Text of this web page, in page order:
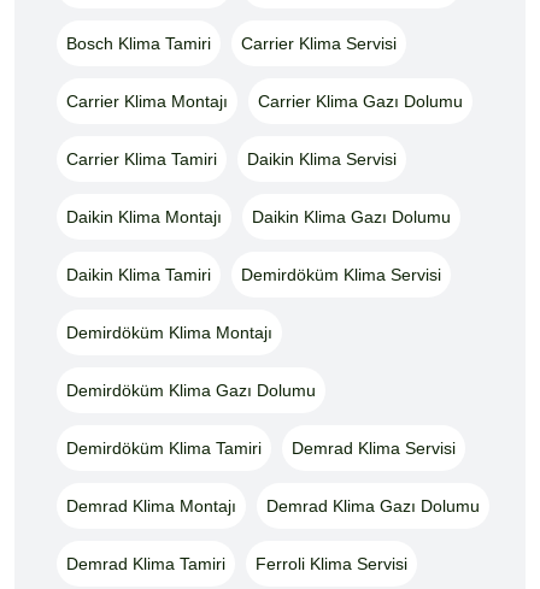
Bosch Klima Tamiri Carrier Klima Servisi
Carrier Klima Montajı Carrier Klima Gazı Dolumu
Carrier Klima Tamiri Daikin Klima Servisi
Daikin Klima Montajı Daikin Klima Gazı Dolumu
Daikin Klima Tamiri Demirdöküm Klima Servisi
Demirdöküm Klima Montajı
Demirdöküm Klima Gazı Dolumu
Demirdöküm Klima Tamiri Demrad Klima Servisi
Demrad Klima Montajı Demrad Klima Gazı Dolumu
Demrad Klima Tamiri Ferroli Klima Servisi